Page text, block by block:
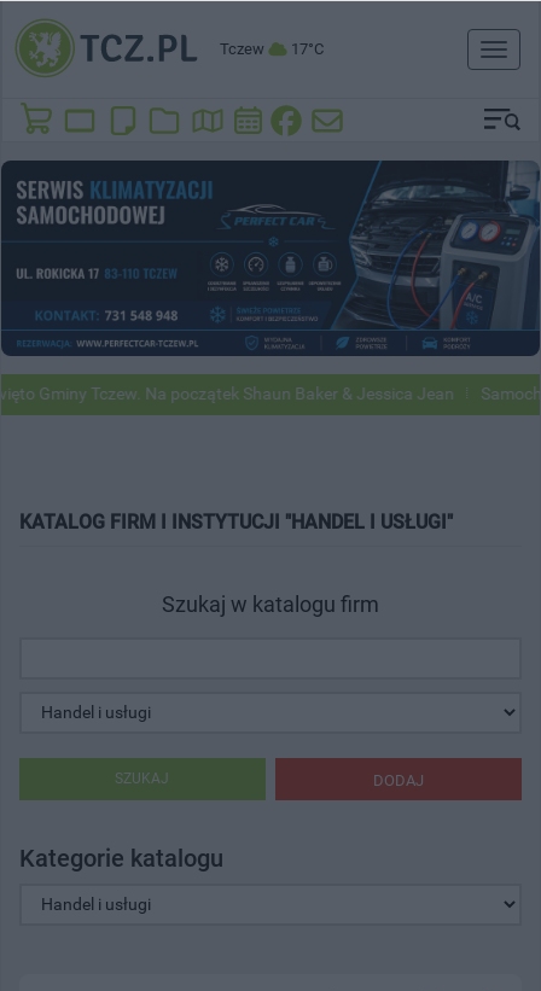
Tczew 17°C
Toggle
Gminy Tczew. Na początek Shaun Baker & Jessica Jean
KATALOG FIRM I INSTYTUCJI "HANDEL I USŁUGI"
Szukaj w katalogu firm
DODAJ
SZUKAJ
Kategorie katalogu